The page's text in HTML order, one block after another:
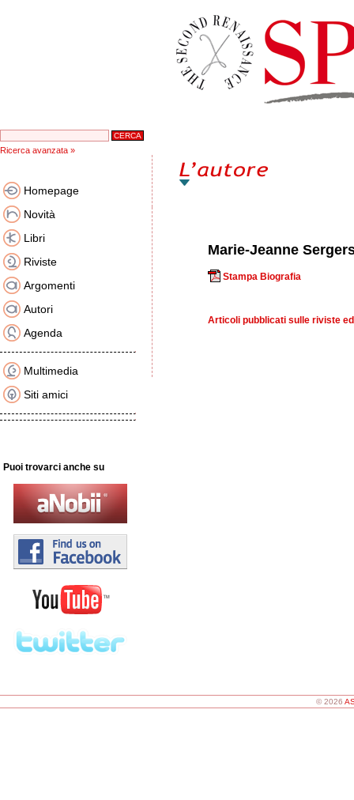
Ricerca avanzata »
Homepage
Novità
Libri
Riviste
Argomenti
Autori
Agenda
Multimedia
Siti amici
Puoi trovarci anche su
Marie-Jeanne
Stampa Biografia
Articoli pubblicati sulle riviste
© 2026